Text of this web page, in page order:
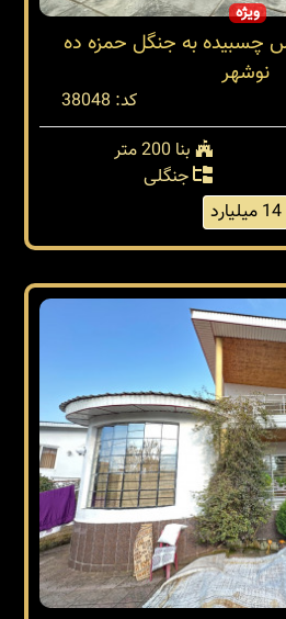
ویژه
چسبیده به جنگل حمزه ده
نوشهر
کد: 38048
بنا 200 متر
جنگلی
14 میلیارد